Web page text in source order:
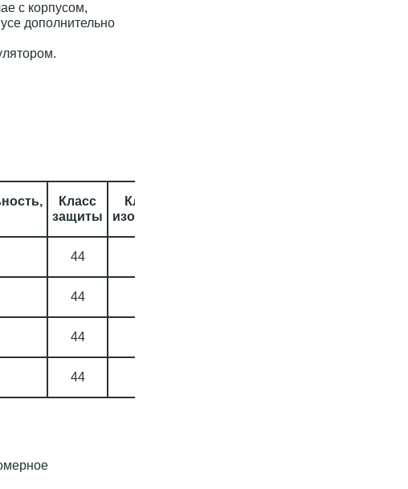
с корпусом,
дополнительно
Класс
защиты
Класс
изоляции
44
44
44
44